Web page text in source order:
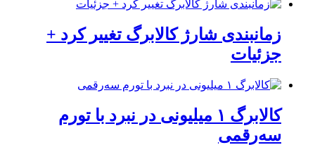
زمانبندی شارژ کالابرگ تغییر کرد +
جزئیات
کالابرگ ۱ میلیونی در نبرد با تورم
سه‌رقمی